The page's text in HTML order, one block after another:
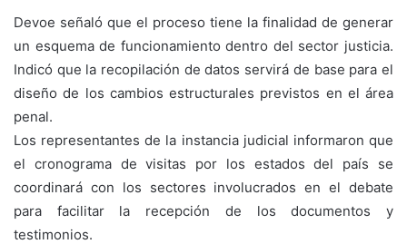
Devoe señaló que el proceso tiene la finalidad de generar
un esquema de funcionamiento dentro del sector justicia.
Indicó que la recopilación de datos servirá de base para el
diseño de los cambios estructurales previstos en el área
penal.
Los representantes de la instancia judicial informaron que
el cronograma de visitas por los estados del país se
coordinará con los sectores involucrados en el debate
para facilitar la recepción de los documentos y
testimonios.